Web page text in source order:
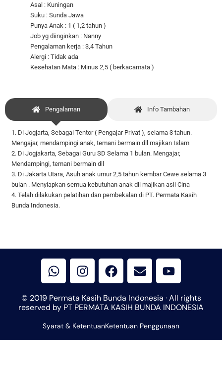
Asal : Kuningan
Suku : Sunda Jawa
Punya Anak : 1 ( 1,2 tahun )
Job yg diinginkan : Nanny
Pengalaman kerja : 3,4 Tahun
Alergi : Tidak ada
Kesehatan Mata : Minus 2,5 ( berkacamata )
Pengalaman Info Tambahan
1. Di Jogjarta, Sebagai Tentor ( Pengajar Privat ), selama 3 tahun.
Mengajar, mendampingi anak, temani bermain dll majikan Islam
2. Di Jogjakarta, Sebagai Guru SD Selama 1 bulan. Mengajar,
Mendampingi, temani bermain dll
3. Di Jakarta Utara, Asuh anak umur 2,5 tahun kembar Cewe selama 3
bulan . Menyiapkan semua kebutuhan anak dll majikan asli Cina
4. Telah dilakukan pelatihan dan pembekalan di PT. Permata Kasih
Bunda Indonesia.
h
a
t
s
a
p
p
n
s
t
a
r
a
a
c
b
o
k
n
v
e
l
p
e
o
u
t
u
e
© 2019 Permata Kasih Bunda Indonesia · All rights
reserved by PT PERMATA KASIH BUNDA INDONESIA
Syarat & KetentuanKetentuan Penggunaan